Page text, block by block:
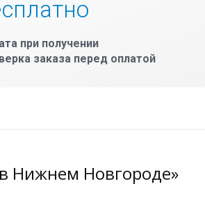
при получении
заказа перед оплатой
Нижнем Новгороде»